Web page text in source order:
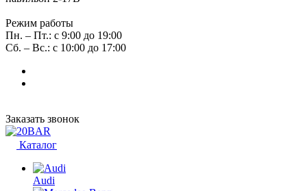
Режим работы
Пн. – Пт.: с 9:00 до 19:00
Сб. – Вс.: с 10:00 до 17:00
Заказать звонок
Каталог
Audi